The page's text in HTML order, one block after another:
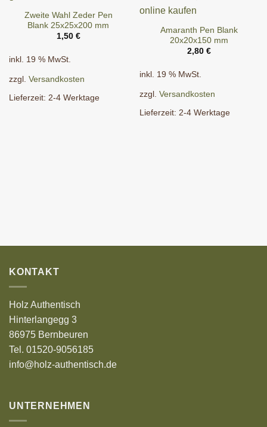
Zweite Wahl Zeder Pen
Blank 25x25x200 mm
1,50 €
inkl. 19 % MwSt.
zzgl. Versandkosten
Lieferzeit: 2-4 Werktage
Amaranth Pen Blank
20x20x150 mm
2,80 €
inkl. 19 % MwSt.
zzgl. Versandkosten
Lieferzeit: 2-4 Werktage
KONTAKT
Holz Authentisch
Hinterlangegg 3
86975 Bernbeuren
Tel. 01520-9056185
info@holz-authentisch.de
UNTERNEHMEN